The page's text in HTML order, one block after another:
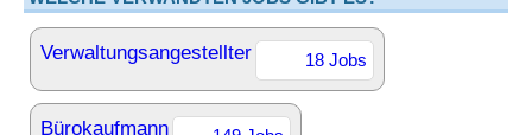
Verwaltungsangestellter 18 Jobs
Bürokaufmann